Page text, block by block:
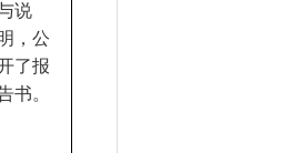
说
，公
了报
书。